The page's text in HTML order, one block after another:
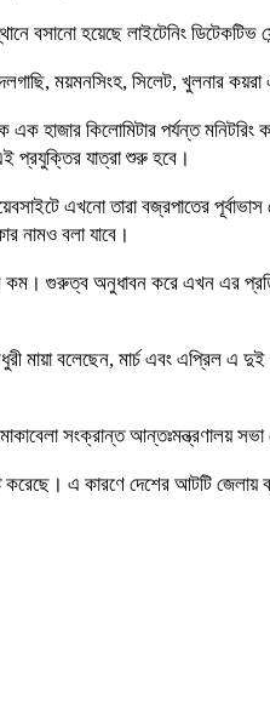
বসানো হয়েছে লাইটেনিং ডিটেকটিভ
ময়মনসিংহ, সিলেট, খুলনার
এক হাজার কিলোমিটার পর্যন্ত
প্রযুক্তির যাত্রা শুরু হবে।
এখনো তারা বজ্রপাতের
নামও বলা যাবে।
কম। গুরুত্ব অনুধাবন করে এখন এর
মায়া বলেছেন, মার্চ এবং
সংক্রান্ত আন্তঃমন্ত্রণালয়
করেছে। এ কারণে দেশের আটটি